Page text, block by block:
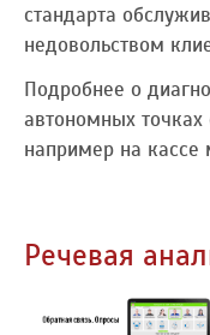
стандарта
недовольством
Подробнее о
автономных
например на кассе
Речевая